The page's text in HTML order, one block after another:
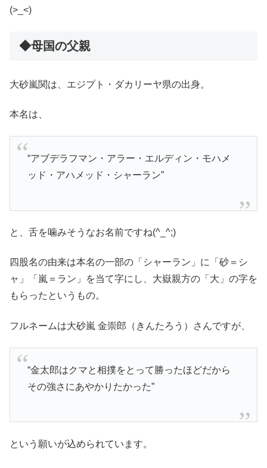
(>_<)
◆母国の父親
大砂嵐関は、エジプト・ダカリーヤ県の出身。
本名は、
“アブデラフマン・アラー・エルディン・モハメ
ッド・アハメッド・シャーラン”
と、舌を噛みそうなお名前ですね(^_^;)
四股名の由来は本名の一部の「シャーラン」に「砂＝シ
ャ」「嵐＝ラン」を当て字にし、大嶽親方の「大」の字を
もらったというもの。
フルネームは大砂嵐 金崇郎（きんたろう）さんですが、
“金太郎はクマと相撲をとって勝ったほどだから
その強さにあやかりたかった”
という願いが込められています。